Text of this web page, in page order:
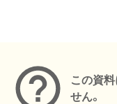
この資
せん。